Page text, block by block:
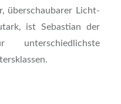
überschaubarer Licht-
ist Sebastian der